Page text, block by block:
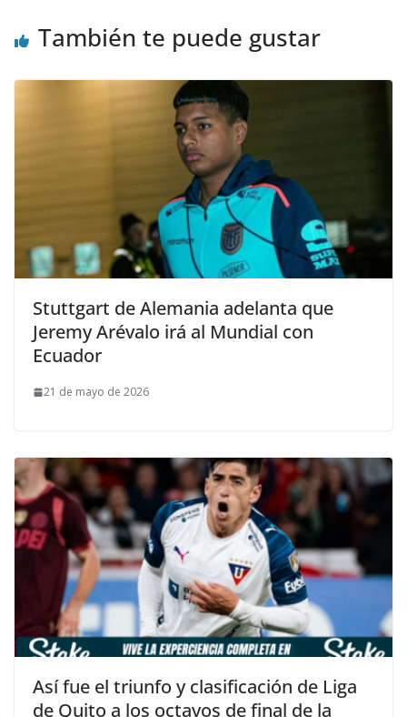
También te puede gustar
Stuttgart de Alemania adelanta que
Jeremy Arévalo irá al Mundial con
Ecuador
21 de mayo de 2026
Así fue el triunfo y clasificación de Liga
de Quito a los octavos de final de la